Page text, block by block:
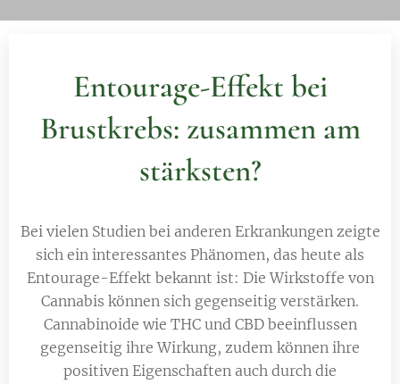
Entourage-Effekt bei
Brustkrebs: zusammen am
stärksten?
Bei vielen Studien bei anderen Erkrankungen zeigte
sich ein interessantes Phänomen, das heute als
Entourage-Effekt bekannt ist: Die Wirkstoffe von
Cannabis können sich gegenseitig verstärken.
Cannabinoide wie THC und CBD beeinflussen
gegenseitig ihre Wirkung, zudem können ihre
positiven Eigenschaften auch durch die